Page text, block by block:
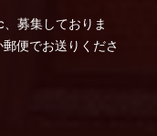
募集しておりま
便でお送りくださ